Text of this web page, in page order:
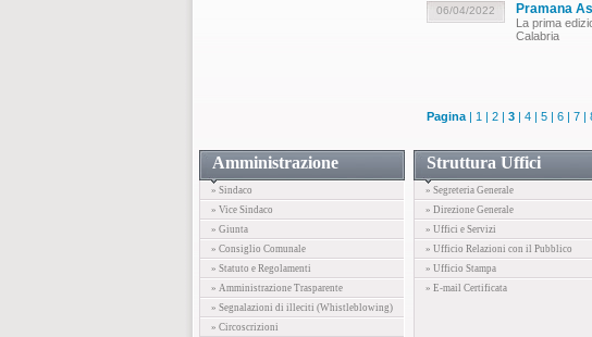
06/04/2022 Pramana
La prima
Calabria
Pagina| 1 | 2| 3| 4| 5| 6| 7|
Amministrazione
» Sindaco
» Vice Sindaco
» Giunta
» Consiglio Comunale
» Statuto e Regolamenti
» Amministrazione Trasparente
» Segnalazioni di illeciti (Whistleblowing)
» Circoscrizioni
Struttura Uffici
» Segreteria Generale
» Direzione Generale
» Uffici e Servizi
» Ufficio Relazioni con il Pubblico
» Ufficio Stampa
» E-mail Certificata